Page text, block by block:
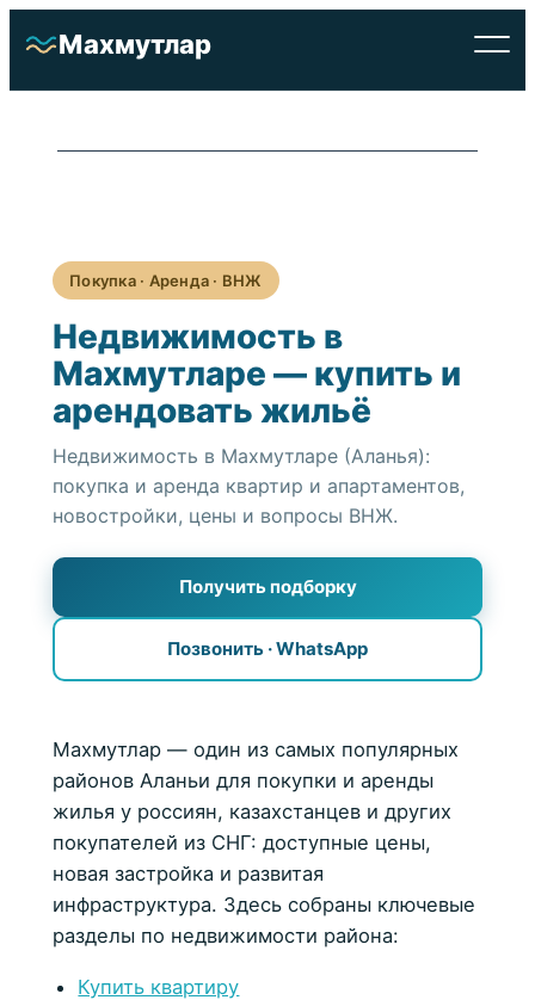
Перейти
Махмутлар
Отели
Недвижимость
О районе
Покупка · Аренда · ВНЖ
Недвижимость в
Махмутларе — купить и
арендовать жильё
Недвижимость в Махмутларе (Аланья):
покупка и аренда квартир и апартаментов,
новостройки, цены и вопросы ВНЖ.
Получить подборку
Позвонить · WhatsApp
Махмутлар — один из самых популярных
районов Аланьи для покупки и аренды
жилья у россиян, казахстанцев и других
покупателей из СНГ: доступные цены,
новая застройка и развитая
инфраструктура. Здесь собраны ключевые
разделы по недвижимости района:
Купить квартиру